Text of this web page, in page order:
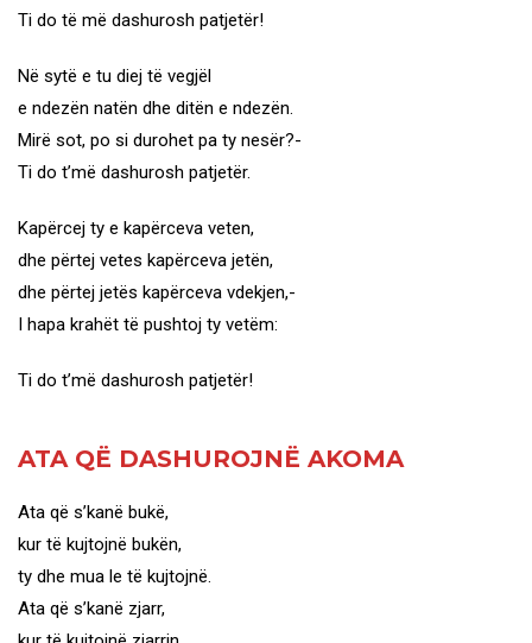
Ti do të më dashurosh patjetër!
Në sytë e tu diej të vegjël
e ndezën natën dhe ditën e ndezën.
Mirë sot, po si durohet pa ty nesër?-
Ti do t’më dashurosh patjetër.
Kapërcej ty e kapërceva veten,
dhe përtej vetes kapërceva jetën,
dhe përtej jetës kapërceva vdekjen,-
I hapa krahët të pushtoj ty vetëm:
Ti do t’më dashurosh patjetër!
ATA QË DASHUROJNË AKOMA
Ata që s’kanë bukë,
kur të kujtojnë bukën,
ty dhe mua le të kujtojnë.
Ata që s’kanë zjarr,